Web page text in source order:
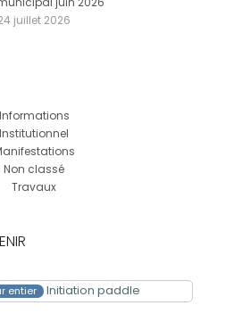
juillet 2026
Informations
Institutionnel
Non classé
Travaux
entier Initiation paddle